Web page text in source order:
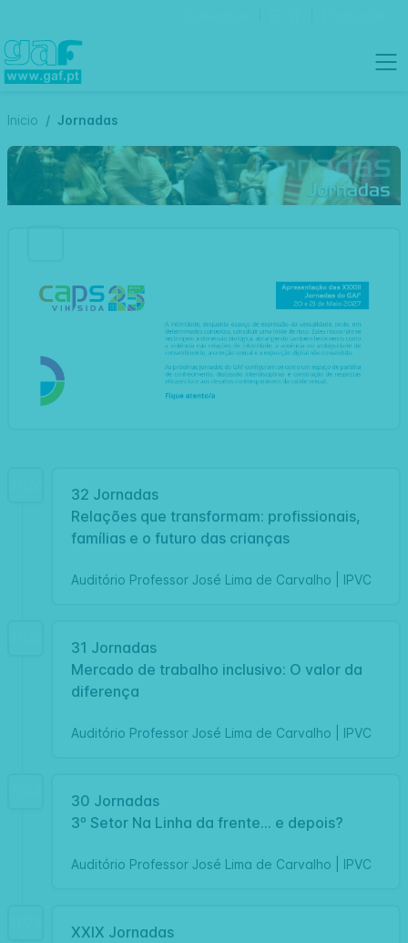
Inicio Jornadas
32 Jornadas
Relações que transformam: profissionais,
famílias e o futuro das crianças
Auditório Professor José Lima de Carvalho | IPVC
31 Jornadas
Mercado de trabalho inclusivo: O valor da
diferença
Auditório Professor José Lima de Carvalho | IPVC
30 Jornadas
3º Setor Na Linha da frente... e depois?
Auditório Professor José Lima de Carvalho | IPVC
XXIX Jornadas